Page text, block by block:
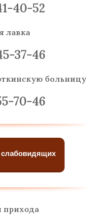
40-52
лавка
37-46
больницу
70-46
прихода